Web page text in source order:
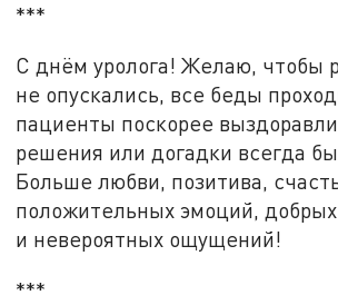
***
С днём уролога! Желаю, чтобы
не опускались, все беды
пациенты поскорее
решения или догадки всегда
Больше любви, позитива,
положительных эмоций,
и невероятных ощущений!
***